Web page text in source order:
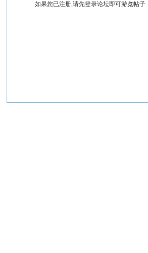
如果您已注册,请先登录论坛即可游览帖子